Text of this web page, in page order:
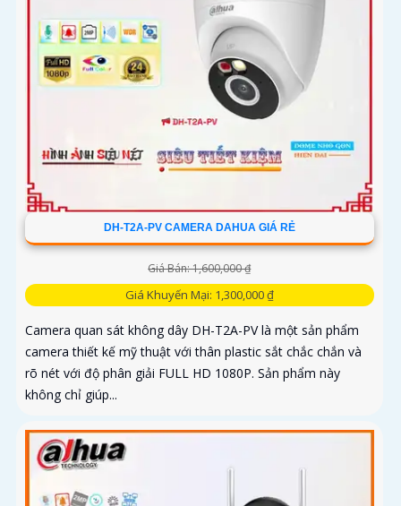
DH-T2A-PV CAMERA DAHUA GIÁ RẺ
Giá Bán: 1,600,000 ₫
Giá Khuyến Mại: 1,300,000 ₫
Camera quan sát không dây DH-T2A-PV là một sản phẩm
camera thiết kế mỹ thuật với thân plastic sắt chắc chắn và
rõ nét với độ phân giải FULL HD 1080P. Sản phẩm này
không chỉ giúp...